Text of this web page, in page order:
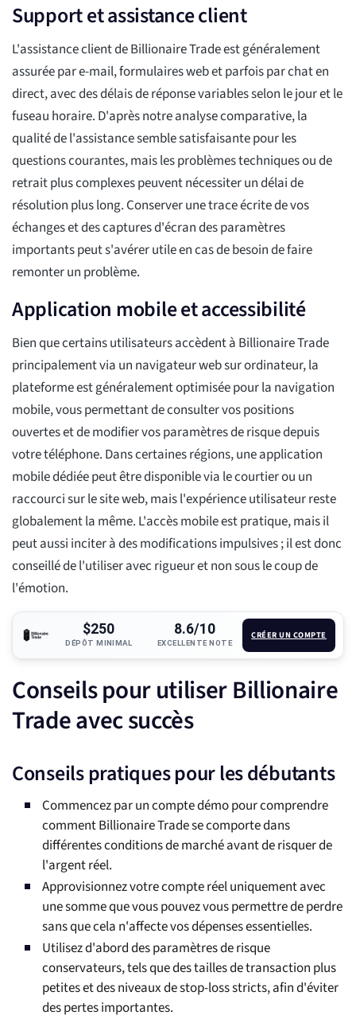
Support et assistance client
L'assistance client de Billionaire Trade est généralement
assurée par e-mail, formulaires web et parfois par chat en
direct, avec des délais de réponse variables selon le jour et le
fuseau horaire. D'après notre analyse comparative, la
qualité de l'assistance semble satisfaisante pour les
questions courantes, mais les problèmes techniques ou de
retrait plus complexes peuvent nécessiter un délai de
résolution plus long. Conserver une trace écrite de vos
échanges et des captures d'écran des paramètres
importants peut s'avérer utile en cas de besoin de faire
remonter un problème.
Application mobile et accessibilité
Bien que certains utilisateurs accèdent à Billionaire Trade
principalement via un navigateur web sur ordinateur, la
plateforme est généralement optimisée pour la navigation
mobile, vous permettant de consulter vos positions
ouvertes et de modifier vos paramètres de risque depuis
votre téléphone. Dans certaines régions, une application
mobile dédiée peut être disponible via le courtier ou un
raccourci sur le site web, mais l'expérience utilisateur reste
globalement la même. L'accès mobile est pratique, mais il
peut aussi inciter à des modifications impulsives ; il est donc
conseillé de l'utiliser avec rigueur et non sous le coup de
l'émotion.
$250
DÉPÔT MINIMAL
8.6/10
EXCELLENTE NOTE
CRÉER UN COMPTE
Conseils pour utiliser Billionaire
Trade avec succès
Conseils pratiques pour les débutants
Commencez par un compte démo pour comprendre
comment Billionaire Trade se comporte dans
différentes conditions de marché avant de risquer de
l'argent réel.
Approvisionnez votre compte réel uniquement avec
une somme que vous pouvez vous permettre de perdre
sans que cela n'affecte vos dépenses essentielles.
Utilisez d'abord des paramètres de risque
conservateurs, tels que des tailles de transaction plus
petites et des niveaux de stop-loss stricts, afin d'éviter
des pertes importantes.